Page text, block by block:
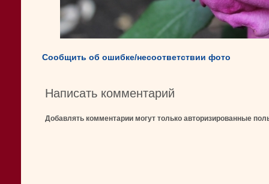
Сообщить об ошибке/несоответствии фото
Написать комментарий
Добавлять комментарии могут только авторизированные